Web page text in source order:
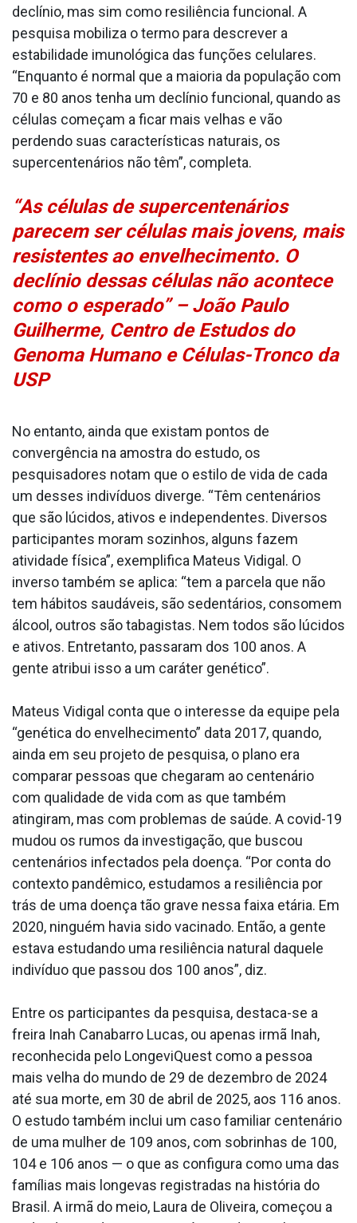
declínio, mas sim como resiliência funcional. A
pesquisa mobiliza o termo para descrever a
estabilidade imunológica das funções celulares.
“Enquanto é normal que a maioria da população com
70 e 80 anos tenha um declínio funcional, quando as
células começam a ficar mais velhas e vão
perdendo suas características naturais, os
supercentenários não têm”, completa.
“As células de supercentenários
parecem ser células mais jovens, mais
resistentes ao envelhecimento. O
declínio dessas células não acontece
como o esperado” – João Paulo
Guilherme, Centro de Estudos do
Genoma Humano e Células-Tronco da
USP
No entanto, ainda que existam pontos de
convergência na amostra do estudo, os
pesquisadores notam que o estilo de vida de cada
um desses indivíduos diverge. “Têm centenários
que são lúcidos, ativos e independentes. Diversos
participantes moram sozinhos, alguns fazem
atividade física”, exemplifica Mateus Vidigal. O
inverso também se aplica: “tem a parcela que não
tem hábitos saudáveis, são sedentários, consomem
álcool, outros são tabagistas. Nem todos são lúcidos
e ativos. Entretanto, passaram dos 100 anos. A
gente atribui isso a um caráter genético”.
Mateus Vidigal conta que o interesse da equipe pela
“genética do envelhecimento” data 2017, quando,
ainda em seu projeto de pesquisa, o plano era
comparar pessoas que chegaram ao centenário
com qualidade de vida com as que também
atingiram, mas com problemas de saúde. A covid-19
mudou os rumos da investigação, que buscou
centenários infectados pela doença. “Por conta do
contexto pandêmico, estudamos a resiliência por
trás de uma doença tão grave nessa faixa etária. Em
2020, ninguém havia sido vacinado. Então, a gente
estava estudando uma resiliência natural daquele
indivíduo que passou dos 100 anos”, diz.
Entre os participantes da pesquisa, destaca-se a
freira Inah Canabarro Lucas, ou apenas irmã Inah,
reconhecida pelo LongeviQuest como a pessoa
mais velha do mundo de 29 de dezembro de 2024
até sua morte, em 30 de abril de 2025, aos 116 anos.
O estudo também inclui um caso familiar centenário
de uma mulher de 109 anos, com sobrinhas de 100,
104 e 106 anos — o que as configura como uma das
famílias mais longevas registradas na história do
Brasil. A irmã do meio, Laura de Oliveira, começou a